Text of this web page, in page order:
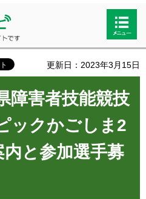
市
ト
検索・
共通メ
ニュー
更新日：2023年3月15日
障害者技能競技
ックかごしま2
と参加選手募